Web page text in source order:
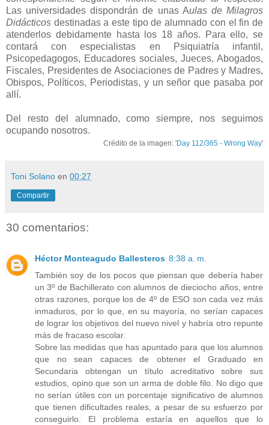
Las universidades dispondrán de unas Aulas de Milagros
Didácticos destinadas a este tipo de alumnado con el fin de
atenderlos debidamente hasta los 18 años. Para ello, se
contará con especialistas en Psiquiatría infantil,
Psicopedagogos, Educadores sociales, Jueces, Abogados,
Fiscales, Presidentes de Asociaciones de Padres y Madres,
Obispos, Políticos, Periodistas, y un señor que pasaba por
allí.
Del resto del alumnado, como siempre, nos seguimos
ocupando nosotros.
Crédito de la imagen: 'Day 112/365 - Wrong Way'
Toni Solano en 00:27
Compartir
30 comentarios:
Héctor Monteagudo Ballesteros 8:38 a. m.
También soy de los pocos que piensan que debería haber
un 3º de Bachillerato con alumnos de dieciocho años, entre
otras razones, porque los de 4º de ESO son cada vez más
inmaduros, por lo que, en su mayoría, no serían capaces
de lograr los objetivos del nuevo nivel y habría otro repunte
más de fracaso escolar.
Sobre las medidas que has apuntado para que los alumnos
que no sean capaces de obtener el Graduado en
Secundaria obtengan un título acreditativo sobre sus
estudios, opino que son un arma de doble filo. No digo que
no serían útiles con un porcentaje significativo de alumnos
que tienen dificultades reales, a pesar de su esfuerzo por
conseguirlo. El problema estaría en aquellos que lo